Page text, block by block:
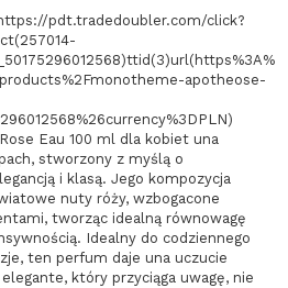
pdt.tradedoubler.com/click?
apotheose-
Eau 100 ml dla kobiet una
stworzony z myślą o
i klasą. Jego kompozycja
nuty róży, wzbogacone
tworząc idealną równowagę
Idealny do codziennego
ten perfum daje una uczucie
który przyciąga uwagę, nie